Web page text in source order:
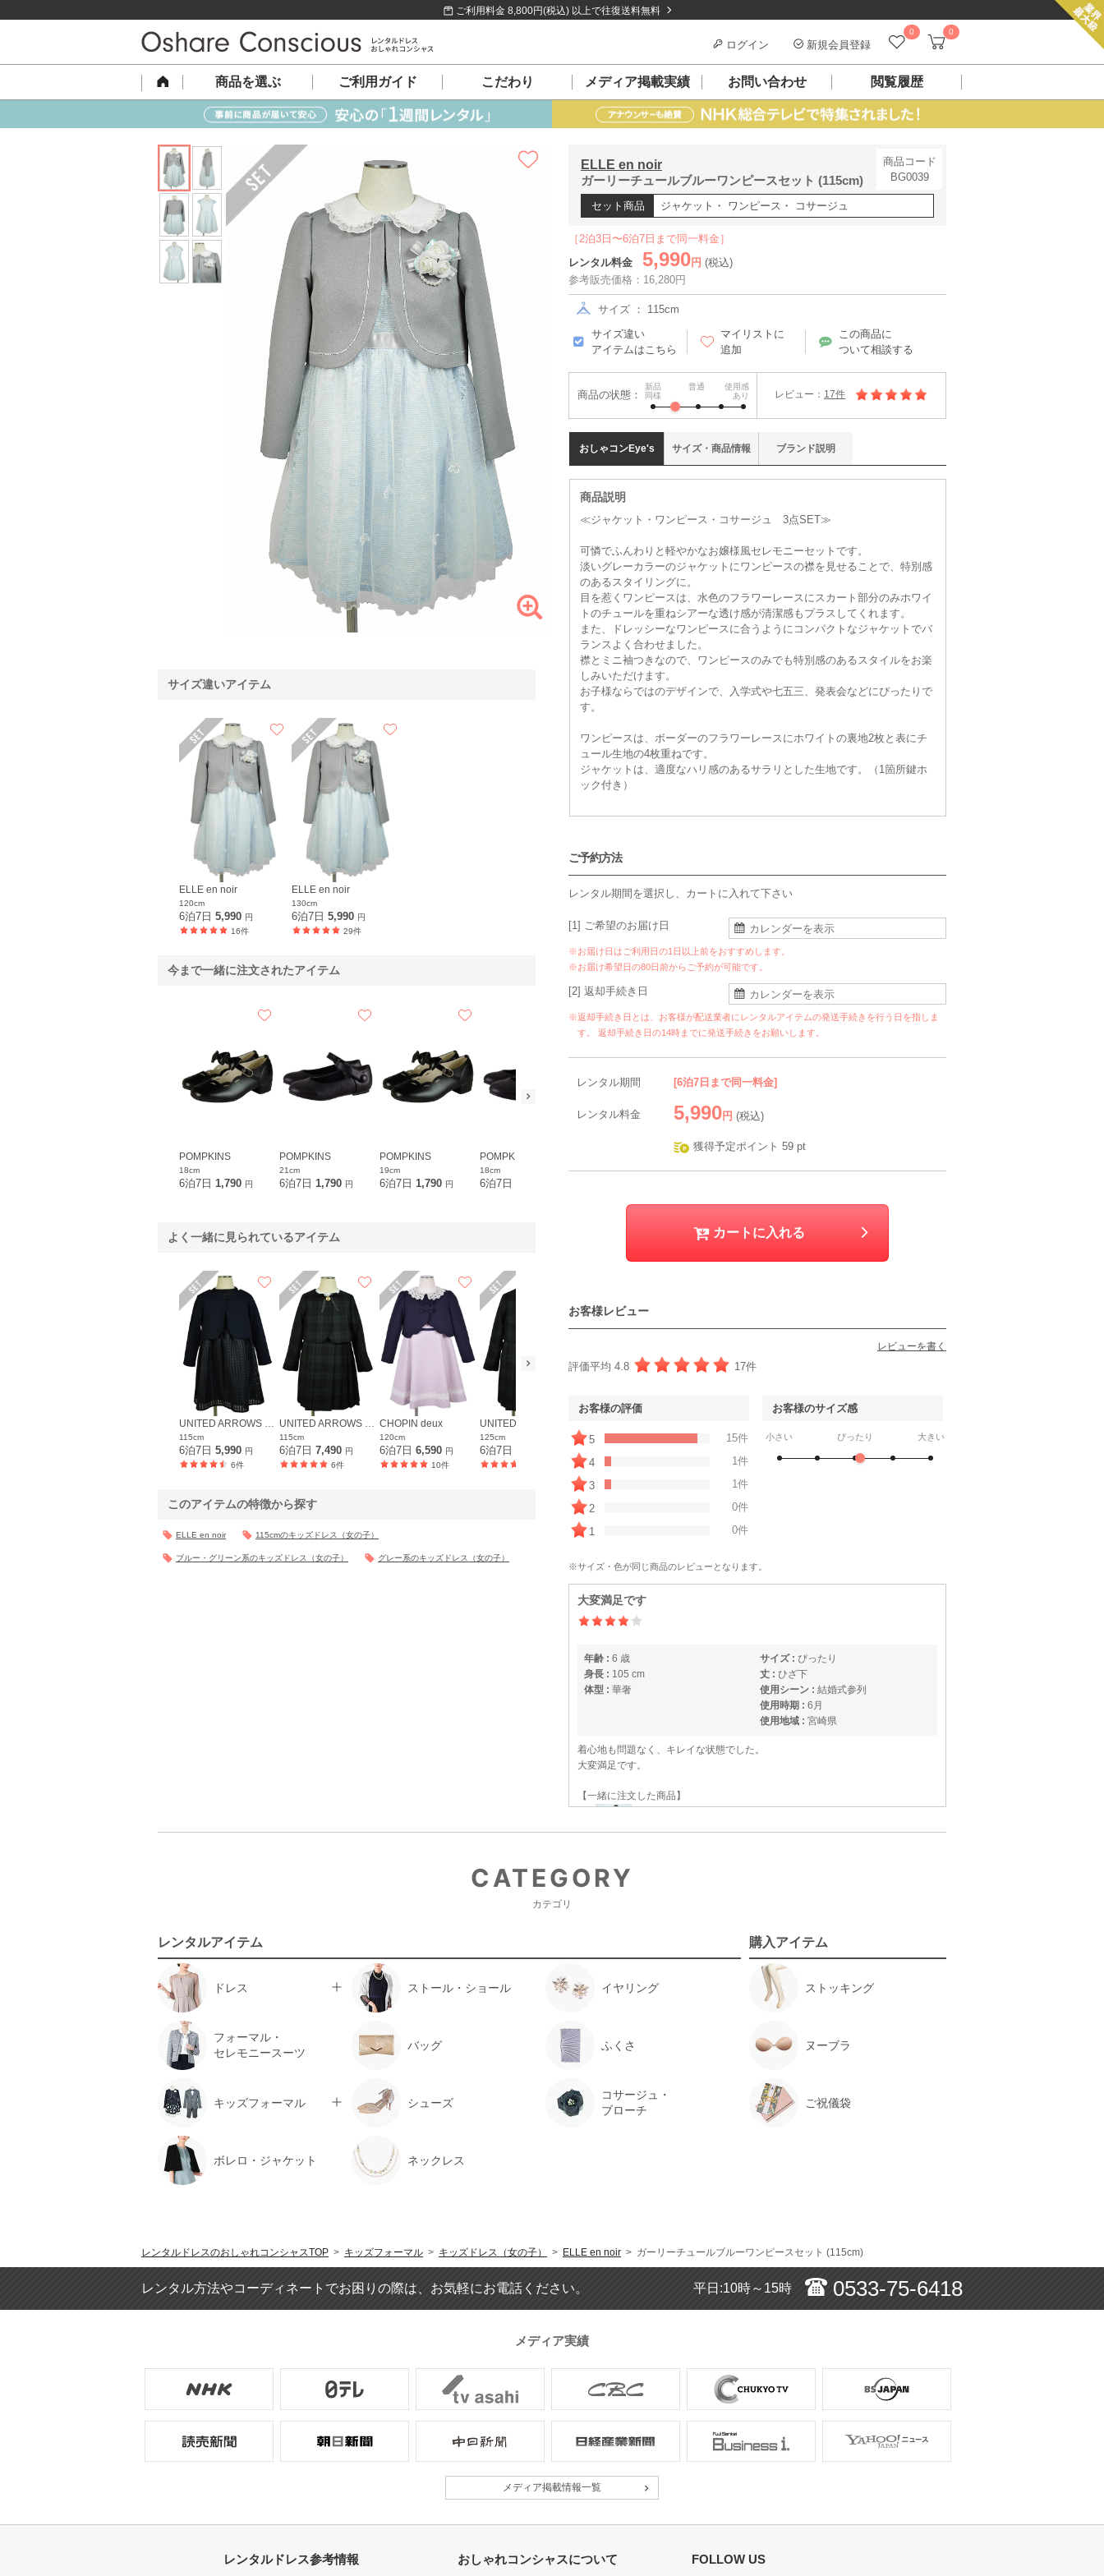
ご利用料金 8,800円(税込) 以上で往復送料無料
0 0
ログイン 新規会員登録
商品を選ぶ ご利用ガイド こだわり メディア掲載実績 お問い合わせ 閲覧履歴
ELLE en noir
ガーリーチュールブルーワンピースセット (115cm)
商品コード
BG0039
セット商品 ジャケット・ ワンピース・ コサージュ
［2泊3日〜6泊7日まで同一料金］
レンタル料金
5,990 円 (税込)
参考販売価格：16,280円
サイズ ： 115cm
サイズ違い
アイテムはこちら
マイリストに
追加
この商品に
ついて相談する
商品の状態：
新品
同様
普通
使用感
あり
レビュー： 17件
おしゃコンEye's
商品説明
≪ジャケット・ワンピース・コサージュ 3点SET≫
可憐でふんわりと軽やかなお嬢様風セレモニーセットです。
淡いグレーカラーのジャケットにワンピースの襟を見せることで、特別感
のあるスタイリングに。
目を惹くワンピースは、水色のフラワーレースにスカート部分のみホワイ
トのチュールを重ねシアーな透け感が清潔感もプラスしてくれます。
また、ドレッシーなワンピースに合うようにコンパクトなジャケットでバ
ランスよく合わせました。
襟とミニ袖つきなので、ワンピースのみでも特別感のあるスタイルをお楽
しみいただけます。
お子様ならではのデザインで、入学式や七五三、発表会などにぴったりで
す。
ワンピースは、ボーダーのフラワーレースにホワイトの裏地2枚と表にチ
ュール生地の4枚重ねです。
ジャケットは、適度なハリ感のあるサラリとした生地です。（1箇所鍵ホ
ック付き）
サイズ・ 商品情報 ブランド説明
ご予約方法
レンタル期間を選択し、カートに入れて下さい
[1] ご希望のお届け日
※お届け日はご利用日の1日以上前をおすすめします。
※お届け希望日の80日前からご予約が可能です。
[2] 返却手続き日
※返却手続き日とは、お客様が配送業者にレンタルアイテムの発送手続きを行う日を指しま
す。 返却手続き日の14時までに発送手続きをお願いします。
レンタル期間 [6泊7日まで同一料金]
レンタル料金 5,990 円 (税込)
獲得予定ポイント 59 pt
カートに入れる
お客様レビュー
レビューを書く
評価平均 4.8 17件
お客様の評価
5
15件
4
1件
3
1件
2
0件
1
0件
お客様のサイズ感
小さい ぴったり 大きい
※サイズ・色が同じ商品のレビューとなります。
大変満足です
年齢 : 6 歳
身長 : 105 cm
体型 : 華奢
サイズ : ぴったり
丈 : ひざ下
使用シーン : 結婚式参列
使用時期 : 6月
使用地域 : 宮崎県
着心地も問題なく、キレイな状態でした。
大変満足です。
【一緒に注文した商品】
AIMER
身長 :
100 cm
サイズ :
丈 : ひざ下
使用シーン :
使用地域 :
鹿児島県
【一緒に注文した商品】
体重 :17 kg
ぴったり
丈 :ひざ丈
使用シーン :結婚式参列
可愛かった
年齢 :3 歳
サイズ :
サイズ違いアイテム
ELLE en noir
120cm
6泊7日 5,990 円
16件
ELLE en noir
130cm
6泊7日5,990 円
29件
今まで一緒に注文されたアイテム
POMPKINS
18cm
6泊7日 1,790 円
POMPKINS
21cm
6泊7日1,790 円
POMPKINS
19cm
6泊7日1,790 円
POMPKINS
18cm
6泊7日
20cm
Dorry Doll
S S S〜M
よく一緒に見られているアイテム
UNITED ARROWS green label relaxing
115cm
6泊7日 5,990 円
6件
UNITED ARROWS green label relaxing
115cm
6泊7日7,490 円
6件
CHOPIN deux
120cm
6泊7日6,590 円
10件
125cm
6泊7日
120cm
7件
130cm
このアイテムの特徴から探す
ELLE en noir 115cmのキッズドレス（女の子）
ブルー・グリーン系のキッズドレス（女の子） グレー系のキッズドレス（女の子）
CATEGORY
カテゴリ
レンタルアイテム
ドレス ストール・ショール イヤリング
フォーマル・
セレモニースーツ
バッグ ふくさ
キッズフォーマル シューズ
コサージュ・
ブローチ
ボレロ・ジャケット ネックレス
購入アイテム
ストッキング
ヌーブラ
ご祝儀袋
レンタルドレスのおしゃれコンシャスTOP > キッズフォーマル > キッズドレス（女の子） > ELLE en noir > ガーリーチュールブルーワンピースセット (115cm)
レンタル方法やコーディネートでお困りの際は、お気軽にお電話ください。 平日:10時～15時 0533-75-6418
メディア実績
メディア掲載情報一覧
レンタルドレス参考情報 おしゃれコンシャスについて FOLLOW US